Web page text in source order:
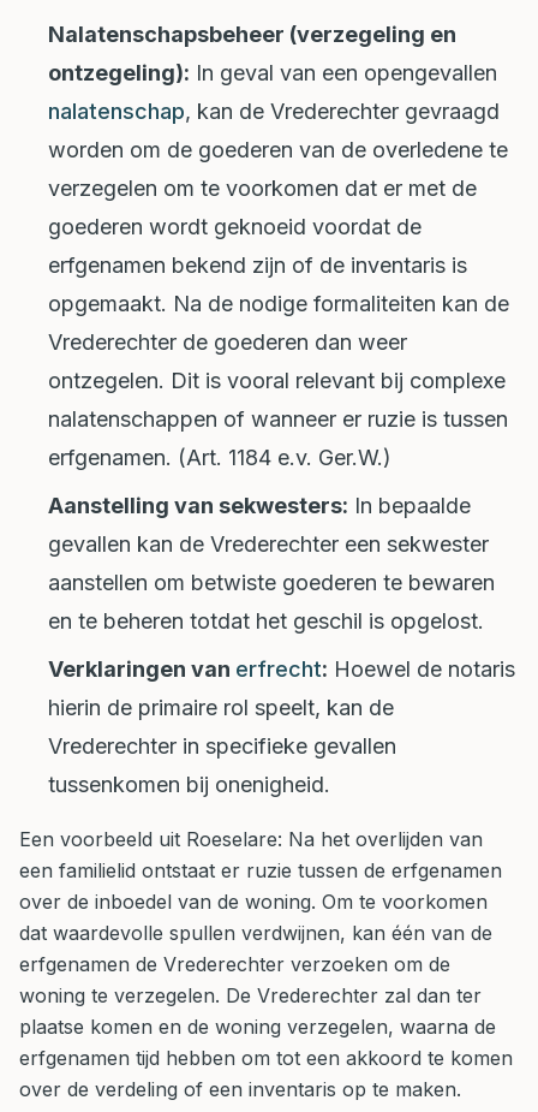
Nalatenschapsbeheer (verzegeling en
ontzegeling): In geval van een opengevallen
nalatenschap, kan de Vrederechter gevraagd
worden om de goederen van de overledene te
verzegelen om te voorkomen dat er met de
goederen wordt geknoeid voordat de
erfgenamen bekend zijn of de inventaris is
opgemaakt. Na de nodige formaliteiten kan de
Vrederechter de goederen dan weer
ontzegelen. Dit is vooral relevant bij complexe
nalatenschappen of wanneer er ruzie is tussen
erfgenamen. (Art. 1184 e.v. Ger.W.)
Aanstelling van sekwesters: In bepaalde
gevallen kan de Vrederechter een sekwester
aanstellen om betwiste goederen te bewaren
en te beheren totdat het geschil is opgelost.
Verklaringen van erfrecht: Hoewel de notaris
hierin de primaire rol speelt, kan de
Vrederechter in specifieke gevallen
tussenkomen bij onenigheid.
Een voorbeeld uit Roeselare: Na het overlijden van
een familielid ontstaat er ruzie tussen de erfgenamen
over de inboedel van de woning. Om te voorkomen
dat waardevolle spullen verdwijnen, kan één van de
erfgenamen de Vrederechter verzoeken om de
woning te verzegelen. De Vrederechter zal dan ter
plaatse komen en de woning verzegelen, waarna de
erfgenamen tijd hebben om tot een akkoord te komen
over de verdeling of een inventaris op te maken.